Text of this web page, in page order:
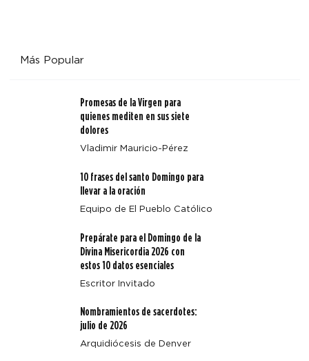
Más Popular
Promesas de la Virgen para
quienes mediten en sus siete
dolores
Vladimir Mauricio-Pérez
10 frases del santo Domingo para
llevar a la oración
Equipo de El Pueblo Católico
Prepárate para el Domingo de la
Divina Misericordia 2026 con
estos 10 datos esenciales
Escritor Invitado
Nombramientos de sacerdotes:
julio de 2026
Arquidiócesis de Denver